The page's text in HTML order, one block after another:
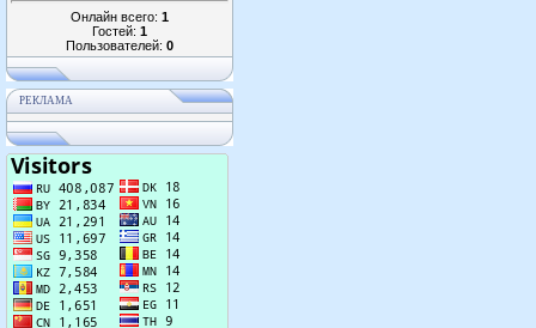
Онлайн всего: 1
Гостей: 1
Пользователей: 0
РЕКЛАМА